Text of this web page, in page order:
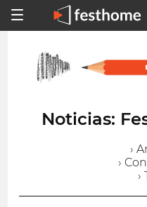
Noticias:
›
›
›